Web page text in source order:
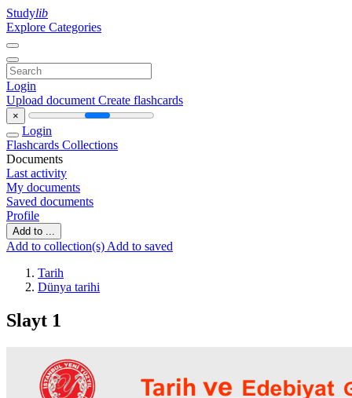
Studylib
Explore Categories
Login
Upload document Create flashcards
×
Login
Flashcards Collections
Documents
Last activity
My documents
Saved documents
Profile
Add to ...
Add to collection(s) Add to saved
Tarih
Dünya tarihi
Slayt 1